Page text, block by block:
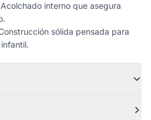
Acolchado interno que asegura
sólida pensada para